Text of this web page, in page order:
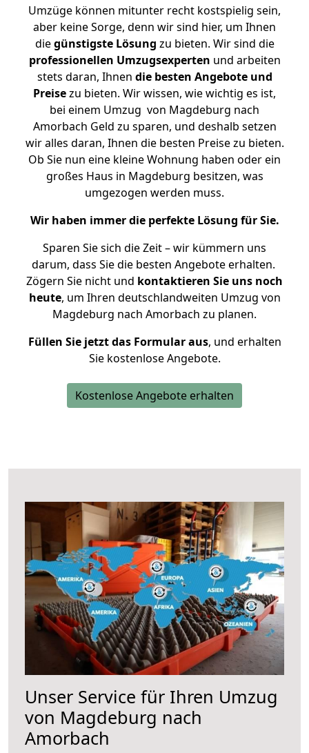
Umzüge können mitunter recht kostspielig sein,
aber keine Sorge, denn wir sind hier, um Ihnen
diegünstigste Lösung zu bieten. Wir sind die
professionellen Umzugsexperten und arbeiten
stets daran, Ihnen die besten Angebote und
Preisezu bieten. Wir wissen, wie wichtig es ist,
bei einem Umzug von Magdeburg nach
Amorbach Geld zu sparen, und deshalb setzen
wir alles daran, Ihnen die besten Preise zu bieten.
Ob Sie nun eine kleine Wohnung haben oder ein
großes Haus in Magdeburg besitzen, was
umgezogen werden muss.
Wir haben immer die perfekte Lösung für Sie.
Sparen Sie sich die Zeit – wir kümmern uns
darum, dass Sie die besten Angebote erhalten.
Zögern Sie nicht und kontaktieren Sie uns noch
heute, um Ihren deutschlandweiten Umzug von
Magdeburg nach Amorbach zu planen.
Füllen Sie jetzt das Formular aus, und erhalten
Sie kostenlose Angebote.
Kostenlose Angebote erhalten
Unser Service für Ihren Umzug
von Magdeburg nach
Amorbach